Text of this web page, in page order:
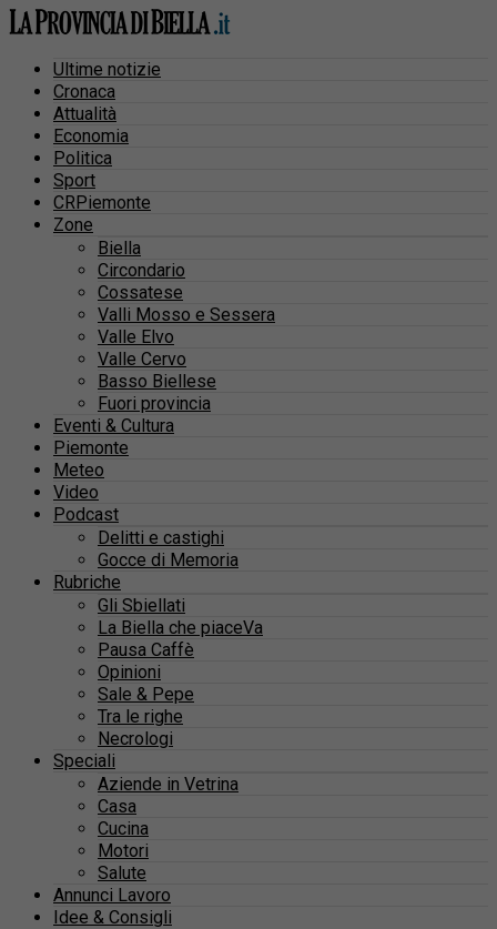
Ultime notizie
Cronaca
Attualità
Economia
Politica
Sport
CRPiemonte
Zone
Biella
Circondario
Cossatese
Valli Mosso e Sessera
Valle Elvo
Valle Cervo
Basso Biellese
Fuori provincia
Eventi & Cultura
Piemonte
Meteo
Video
Podcast
Delitti e castighi
Gocce di Memoria
Rubriche
Gli Sbiellati
La Biella che piaceVa
Pausa Caffè
Opinioni
Sale & Pepe
Tra le righe
Necrologi
Speciali
Aziende in Vetrina
Casa
Cucina
Motori
Salute
Annunci Lavoro
Idee & Consigli